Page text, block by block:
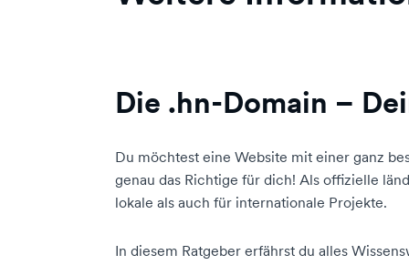
Die .hn-Domain –
Du möchtest eine Website mit einer ganz
genau das Richtige für dich! Als offizielle
lokale als auch für internationale Projekte.
In diesem Ratgeber erfährst du alles